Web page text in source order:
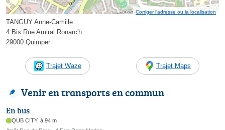
Corriger l’adresse ou la localisation
TANGUY Anne-Camille
4 Bis Rue Amiral Ronarc'h
29000 Quimper
Trajet Waze Trajet Maps
Venir en transports en commun
En bus
QUB CITY, à 94 m